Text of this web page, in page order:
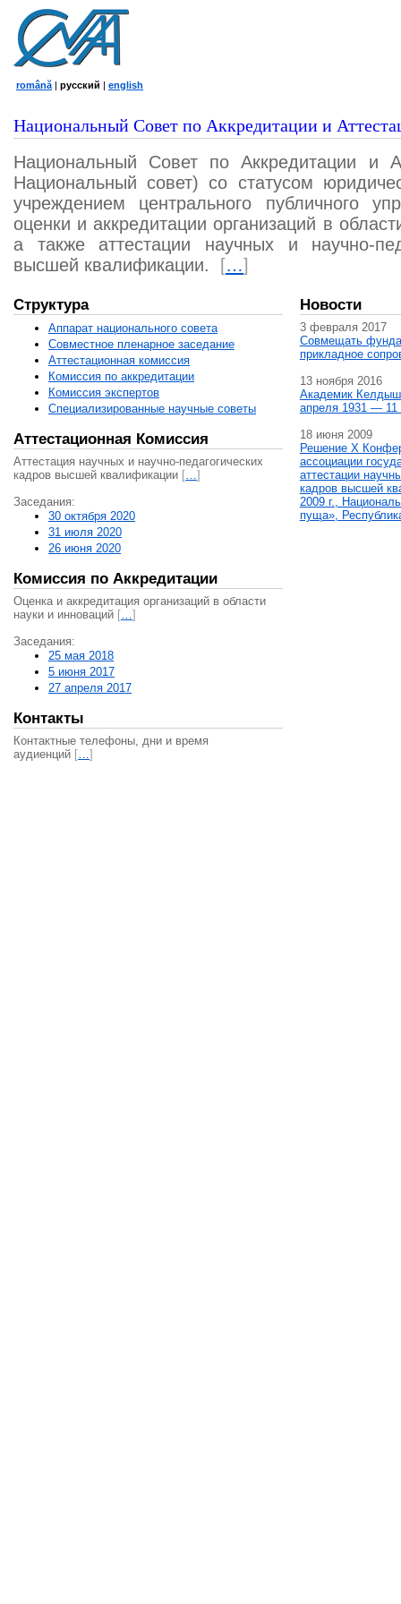
română | русский | english
Национальный Совет по Аккредитации и
Национальный Совет по Аккредитации и
Национальный совет) со статусом
учреждением центрального публичного
оценки и аккредитации организаций в
а также аттестации научных и научно-
высшей квалификации.
[…]
Структура
Аппарат национального совета
Совместное пленарное заседание
Аттестационная комисcия
Комиссия по аккредитации
Комиссия экспертов
Специализированные научные советы
Аттестационная Комиссия
Аттестация научных и научно-педагогических
кадров высшей квалификации […]
Заседания:
30 октября 2020
31 июля 2020
26 июня 2020
Комиссия по Аккредитации
Оценка и аккредитация организаций в области
науки и инноваций […]
Заседания:
25 мая 2018
5 июня 2017
27 апреля 2017
Контакты
Контактные телефоны, дни и время
аудиенций […]
Новости
3 февраля 2017
Совмещать
прикладное
13 ноября 2016
Академик
апреля 1931 — 11
18 июня 2009
Решение X
ассоциации
аттестации
кадров высшей
2009 г.,
пуща»,